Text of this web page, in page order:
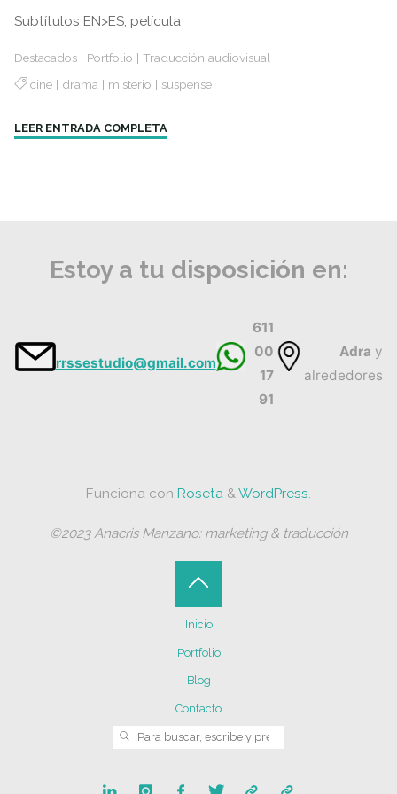
Subtítulos EN>ES; película
Destacados | Portfolio | Traducción audiovisual
cine| drama | misterio | suspense
LEER ENTRADA COMPLETA
Estoy a tu disposición en:
rrssestudio@gmail.com
611
00
17
91
Adra y
alrededores
Funciona con Roseta &WordPress.
©2023 Anacris Manzano: marketing & traducción
Inicio
Portfolio
Blog
Contacto
BUSCAR
Volver
arriba